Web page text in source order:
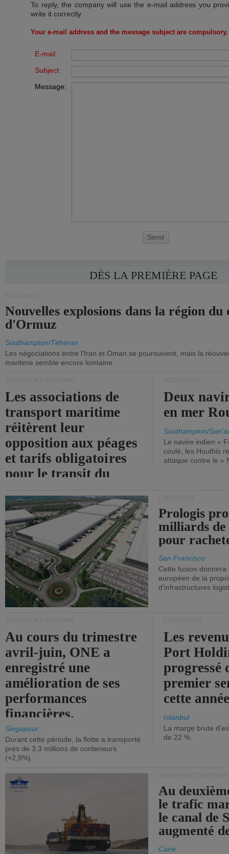
To reply, the company will use the e-mail address you
write it correctly.
Your e-mail address and the message subject are compulsory.
E-mail:
Subject:
Message:
Send
DÈS LA PREMIÈRE PAGE
Nouvelles explosions dans la région
d'Ormuz
Southampton/Téhéran
Les négociations entre l'Iran et Oman se poursuivent, mais la
maritime semble encore lointaine.
Les associations de
transport maritime
réitèrent leur
opposition aux péages
et tarifs obligatoires
pour le transit du
Deux
en mer
Southampton/
Le navire indien «
coulé, les Houthis
attaque contre le «
Prologis
milliards
pour
San Francisco
Cette fusion
européen de la
d'infrastructures
Au cours du trimestre
avril-juin, ONE a
enregistré une
amélioration de ses
performances
financières.
Singapour
Durant cette période, la flotte a transporté
près de 3,3 millions de conteneurs
(+2,9%).
Les
Port
progressé
premier
cette
Istanbul
La marge brute
de 22 %.
Au
le trafic
le canal de
augmenté
Caire